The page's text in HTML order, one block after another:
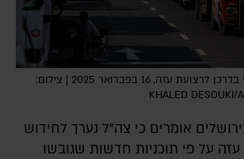
משאיות סיוע הומניטרי בדרכן לרצועת עזה, 16 בפברואר 2025 | צילום:
KHALED
על פי תוכניות חדשות שגובשו